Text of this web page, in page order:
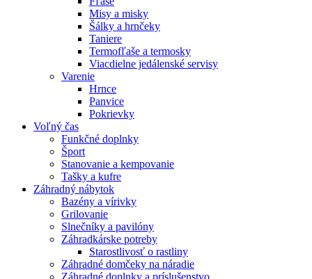
Misy a misky
Šálky a hrnčeky
Taniere
Termofľaše a termosky
Viacdielne jedálenské servisy
Varenie
Hrnce
Panvice
Pokrievky
Voľný čas
Funkčné doplnky
Šport
Stanovanie a kempovanie
Tašky a kufre
Záhradný nábytok
Bazény a vírivky
Grilovanie
Slnečníky a pavilóny
Záhradkárske potreby
Starostlivosť o rastliny
Záhradné domčeky na náradie
Záhradné doplnky a príslušenstvo